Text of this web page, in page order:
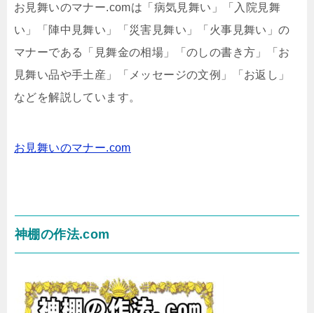
お見舞いのマナー.comは「病気見舞い」「入院見舞
い」「陣中見舞い」「災害見舞い」「火事見舞い」の
マナーである「見舞金の相場」「のしの書き方」「お
見舞い品や手土産」「メッセージの文例」「お返し」
などを解説しています。
お見舞いのマナー.com
神棚の作法.com